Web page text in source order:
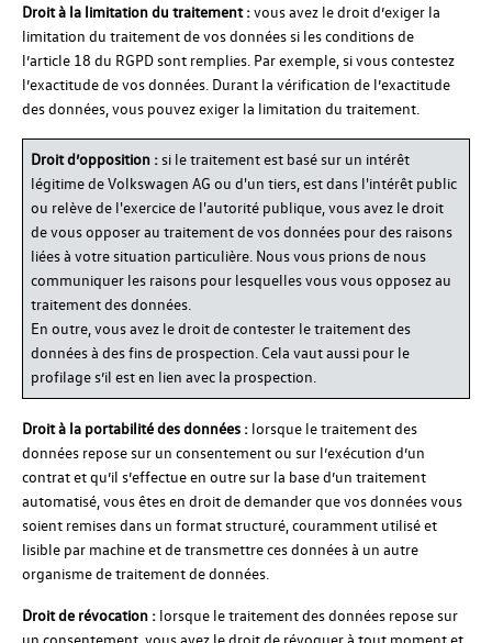
Droit à la limitation du traitement :vous avez le droit d’exiger la
limitation du traitement de vos données si les conditions de
l’article 18 du RGPD sont remplies. Par exemple, si vous contestez
l’exactitude de vos données. Durant la vérification de l’exactitude
des données, vous pouvez exiger la limitation du traitement.
Droit d’opposition :si le traitement est basé sur un intérêt
légitime de Volkswagen AG ou d'un tiers, est dans l'intérêt public
ou relève de l'exercice de l'autorité publique, vous avez le droit
de vous opposer au traitement de vos données pour des raisons
liées à votre situation particulière. Nous vous prions de nous
communiquer les raisons pour lesquelles vous vous opposez au
traitement des données.
En outre, vous avez le droit de contester le traitement des
données à des fins de prospection. Cela vaut aussi pour le
profilage s’il est en lien avec la prospection.
Droit à la portabilité des données : lorsque le traitement des
données repose sur un consentement ou sur l’exécution d’un
contrat et qu’il s’effectue en outre sur la base d’un traitement
automatisé, vous êtes en droit de demander que vos données vous
soient remises dans un format structuré, couramment utilisé et
lisible par machine et de transmettre ces données à un autre
organisme de traitement de données.
Droit de révocation : lorsque le traitement des données repose sur
un consentement, vous avez le droit de révoquer à tout moment et